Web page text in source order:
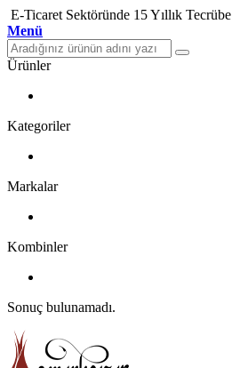
E-Ticaret Sektöründe 15 Yıllık Tecrübe
Menü
Ürünler
Kategoriler
Markalar
Kombinler
Sonuç bulunamadı.